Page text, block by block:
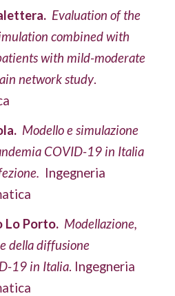
Evaluation of the
combined with
with mild-moderate
network study
Modello e simulazione
COVID-19 in Italia
Ingegneria
Lo Porto. Modellazione,
della diffusione
19 in Italia. Ingegneria